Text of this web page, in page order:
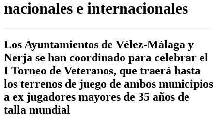
nacionales e internacionales
Los Ayuntamientos de Vélez-Málaga y
Nerja se han coordinado para celebrar el
I Torneo de Veteranos, que traerá hasta
los terrenos de juego de ambos municipios
a ex jugadores mayores de 35 años de
talla mundial